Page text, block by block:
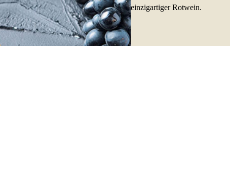
einzigartiger Rotwein.